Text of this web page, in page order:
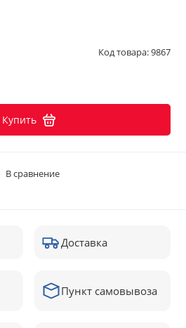
Код товара: 9867
Купить
В сравнение
Доставка
Пункт самовывоза